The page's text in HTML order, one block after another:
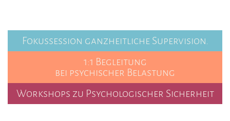
Fokussession ganzheitliche Supervision.
1:1 Begleitung
bei psychischer Belastung
Workshops zu Psychologischer Sicherheit